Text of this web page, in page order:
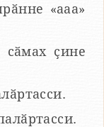
«ааа»
сӑмах ҫине